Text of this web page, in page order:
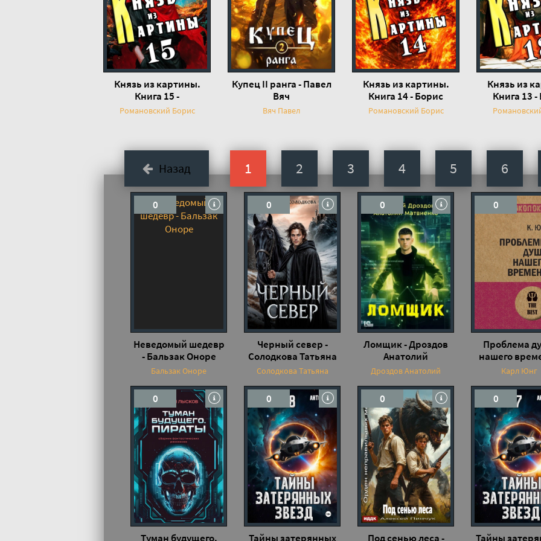
Князь из картины.
Книга 15 -
Романовский Борис
Романовский Борис
Купец II ранга - Павел
Вяч
Вяч Павел
Князь из картины.
Книга 14 - Борис
Романовский
Романовский Борис
Князь из
Книга 13
Назад 1 2 3 4 5 6
0
Неведомый шедевр
- Бальзак Оноре
Бальзак Оноре
0
Черный север -
Солодкова Татьяна
Солодкова Татьяна
0
Ломщик - Дроздов
Анатолий
Дроздов Анатолий
0
Проблема
нашего
Карл Юнг
Карл Юнг
0
Туман будущего.
0
Тайны затерянных
0
Под сенью леса -
0
Тайны